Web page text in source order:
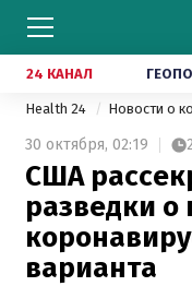
24 КАНАЛ
Health 24 Новости о
30 октября, 02:19
США
разведки
варианта